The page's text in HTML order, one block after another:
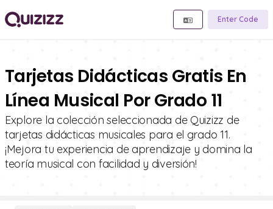
Enter Code
Tarjetas Didácticas Gratis En
Línea Musical Por Grado 11
Explore la colección seleccionada de Quizizz de
tarjetas didácticas musicales para el grado 11.
¡Mejora tu experiencia de aprendizaje y domina la
teoría musical con facilidad y diversión!